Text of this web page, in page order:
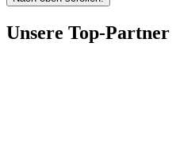
Unsere Top-Partner